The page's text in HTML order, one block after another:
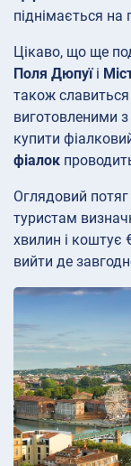
піднімається
Цікаво, що ще
Поля Дюпуїі
також
виготовленими з
купити
фіалок
Оглядовий потяг
туристам
хвилин і коштує
вийти де